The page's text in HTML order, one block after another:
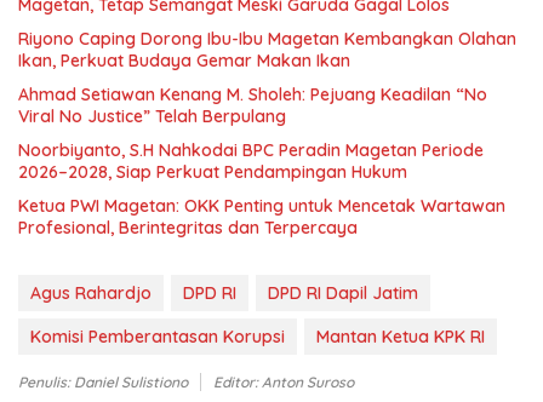
Magetan, Tetap Semangat Meski Garuda Gagal Lolos
Riyono Caping Dorong Ibu-Ibu Magetan Kembangkan Olahan
Ikan, Perkuat Budaya Gemar Makan Ikan
Ahmad Setiawan Kenang M. Sholeh: Pejuang Keadilan “No
Viral No Justice” Telah Berpulang
Noorbiyanto, S.H Nahkodai BPC Peradin Magetan Periode
2026–2028, Siap Perkuat Pendampingan Hukum
Ketua PWI Magetan: OKK Penting untuk Mencetak Wartawan
Profesional, Berintegritas dan Terpercaya
Agus Rahardjo DPD RI
DPD RI Dapil Jatim
Komisi Pemberantasan Korupsi
Mantan Ketua KPK RI
Penulis: Daniel Sulistiono Editor: Anton Suroso